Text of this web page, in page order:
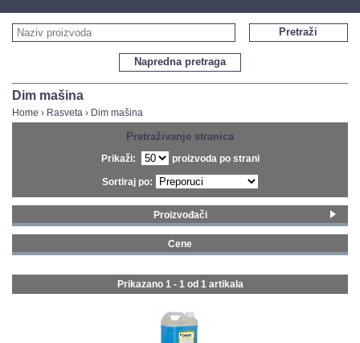
HOME
KONTAKT
NOVITETI
FEEDBACK
GALERIJA
Napredna pretraga
Pretraži
Dim mašina
Home › Rasveta › Dim mašina
Pretraživanje stranica
Prikaži: proizvoda po strani
Sortiraj po:
Proizvođači
BeamZ (1)
Cene
Prikazano 1 - 1 od 1 artikala